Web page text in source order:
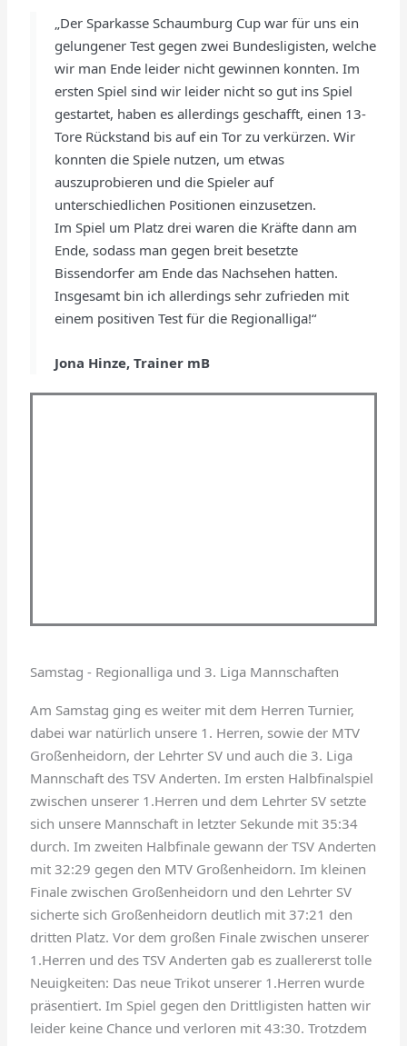
„Der Sparkasse Schaumburg Cup war für uns ein
gelungener Test gegen zwei Bundesligisten, welche
wir man Ende leider nicht gewinnen konnten. Im
ersten Spiel sind wir leider nicht so gut ins Spiel
gestartet, haben es allerdings geschafft, einen 13-
Tore Rückstand bis auf ein Tor zu verkürzen. Wir
konnten die Spiele nutzen, um etwas
auszuprobieren und die Spieler auf
unterschiedlichen Positionen einzusetzen.
Im Spiel um Platz drei waren die Kräfte dann am
Ende, sodass man gegen breit besetzte
Bissendorfer am Ende das Nachsehen hatten.
Insgesamt bin ich allerdings sehr zufrieden mit
einem positiven Test für die Regionalliga!“
Jona Hinze, Trainer mB
Samstag - Regionalliga und 3. Liga Mannschaften
Am Samstag ging es weiter mit dem Herren Turnier,
dabei war natürlich unsere 1. Herren, sowie der MTV
Großenheidorn, der Lehrter SV und auch die 3. Liga
Mannschaft des TSV Anderten. Im ersten Halbfinalspiel
zwischen unserer 1.Herren und dem Lehrter SV setzte
sich unsere Mannschaft in letzter Sekunde mit 35:34
durch. Im zweiten Halbfinale gewann der TSV Anderten
mit 32:29 gegen den MTV Großenheidorn. Im kleinen
Finale zwischen Großenheidorn und den Lehrter SV
sicherte sich Großenheidorn deutlich mit 37:21 den
dritten Platz. Vor dem großen Finale zwischen unserer
1.Herren und des TSV Anderten gab es zuallererst tolle
Neuigkeiten: Das neue Trikot unserer 1.Herren wurde
präsentiert. Im Spiel gegen den Drittligisten hatten wir
leider keine Chance und verloren mit 43:30. Trotzdem